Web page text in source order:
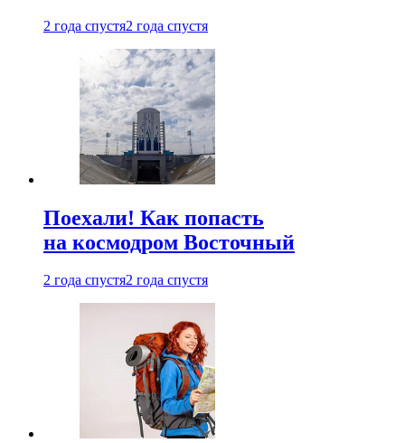
2 года спустя2 года спустя
Поехали! Как попасть
на космодром Восточный
2 года спустя2 года спустя